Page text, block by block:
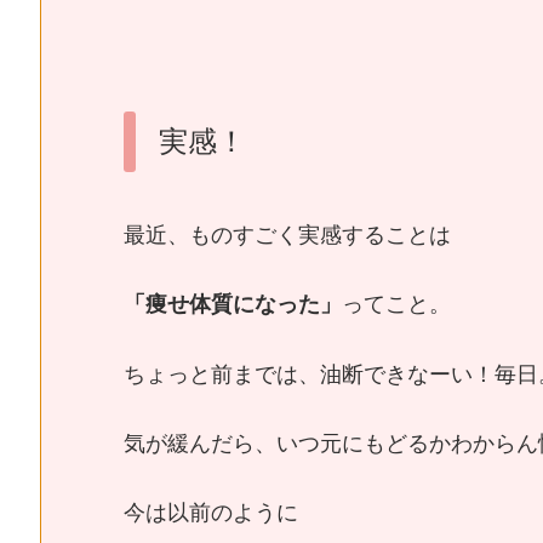
実感！
最近、ものすごく実感することは
「痩せ体質になった」 ってこと。
ちょっと前までは、油断できなーい！毎日
気が緩んだら、いつ元にもどるかわからん
今は以前のように